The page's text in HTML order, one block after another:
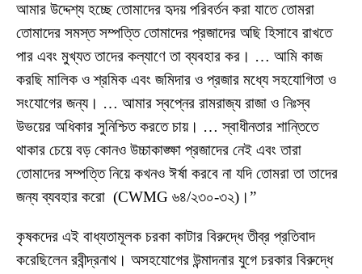
আমার উদ্দেশ্য হচ্ছে তোমাদের হৃদয় পরিবর্তন করা যাতে তোমরা
তোমাদের সমস্ত সম্পত্তি তোমাদের প্রজাদের অছি হিসাবে রাখতে
পার এবং মুখ্যত তাদের কল্যাণে তা ব্যবহার কর। … আমি কাজ
করছি মালিক ও শ্রমিক এবং জমিদার ও প্রজার মধ্যে সহযোগিতা ও
সংযোগের জন্য। … আমার স্বপ্নের রামরাজ্য রাজা ও নিঃস্ব
উভয়ের অধিকার সুনিশ্চিত করতে চায়। … স্বাধীনতার শান্তিতে
থাকার চেয়ে বড় কোনও উচ্চাকাঙ্ক্ষা প্রজাদের নেই এবং তারা
তোমাদের সম্পত্তি নিয়ে কখনও ঈর্ষা করবে না যদি তোমরা তা তাদের
জন্য ব্যবহার করো (CWMG ৬৪/২৩০-৩২)।”
কৃষকদের এই বাধ্যতামূলক চরকা কাটার বিরুদ্ধে তীব্র প্রতিবাদ
করেছিলেন রবীন্দ্রনাথ। অসহযোগের উন্মাদনার যুগে চরকার বিরুদ্ধে